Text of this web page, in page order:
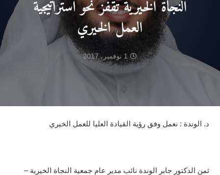
النجاة الخيرية تقفز نحو استراتيجية
العمل الخيري
1 نوفمبر، 2017
د. الوندة : نعمل وفق رؤية القيادة العليا للعمل الخيري
ثمن الدكتور جابر الوندة نائب مدير عام جمعية النجاة الخيرية –